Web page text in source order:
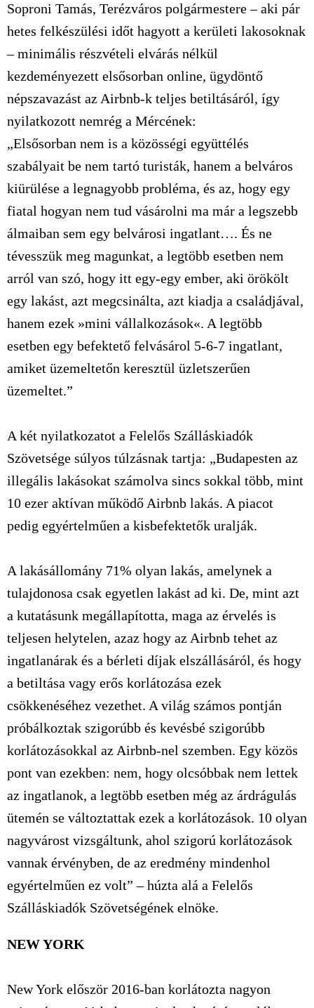
Soproni Tamás, Terézváros polgármestere – aki pár
hetes felkészülési időt hagyott a kerületi lakosoknak
– minimális részvételi elvárás nélkül
kezdeményezett elsősorban online, ügydöntő
népszavazást az Airbnb-k teljes betiltásáról, így
nyilatkozott nemrég a Mércének:
„Elsősorban nem is a közösségi együttélés
szabályait be nem tartó turisták, hanem a belváros
kiürülése a legnagyobb probléma, és az, hogy egy
fiatal hogyan nem tud vásárolni ma már a legszebb
álmaiban sem egy belvárosi ingatlant…. És ne
tévesszük meg magunkat, a legtöbb esetben nem
arról van szó, hogy itt egy-egy ember, aki örökölt
egy lakást, azt megcsinálta, azt kiadja a családjával,
hanem ezek »mini vállalkozások«. A legtöbb
esetben egy befektető felvásárol 5-6-7 ingatlant,
amiket üzemeltetőn keresztül üzletszerűen
üzemeltet.”
A két nyilatkozatot a Felelős Szálláskiadók
Szövetsége súlyos túlzásnak tartja: „Budapesten az
illegális lakásokat számolva sincs sokkal több, mint
10 ezer aktívan működő Airbnb lakás. A piacot
pedig egyértelműen a kisbefektetők uralják.
A lakásállomány 71% olyan lakás, amelynek a
tulajdonosa csak egyetlen lakást ad ki. De, mint azt
a kutatásunk megállapította, maga az érvelés is
teljesen helytelen, azaz hogy az Airbnb tehet az
ingatlanárak és a bérleti díjak elszállásáról, és hogy
a betiltása vagy erős korlátozása ezek
csökkenéséhez vezethet. A világ számos pontján
próbálkoztak szigorúbb és kevésbé szigorúbb
korlátozásokkal az Airbnb-nel szemben. Egy közös
pont van ezekben: nem, hogy olcsóbbak nem lettek
az ingatlanok, a legtöbb esetben még az árdrágulás
ütemén se változtattak ezek a korlátozások. 10 olyan
nagyvárost vizsgáltunk, ahol szigorú korlátozások
vannak érvényben, de az eredmény mindenhol
egyértelműen ez volt” – húzta alá a Felelős
Szálláskiadók Szövetségének elnöke.
NEW YORK
New York először 2016-ban korlátozta nagyon